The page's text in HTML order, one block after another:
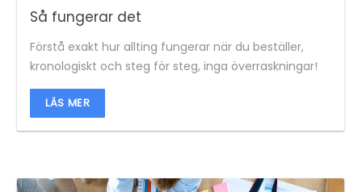
Så fungerar det
Förstå exakt hur allting fungerar när du beställer,
kronologiskt och steg för steg, inga överraskningar!
LÄS MER